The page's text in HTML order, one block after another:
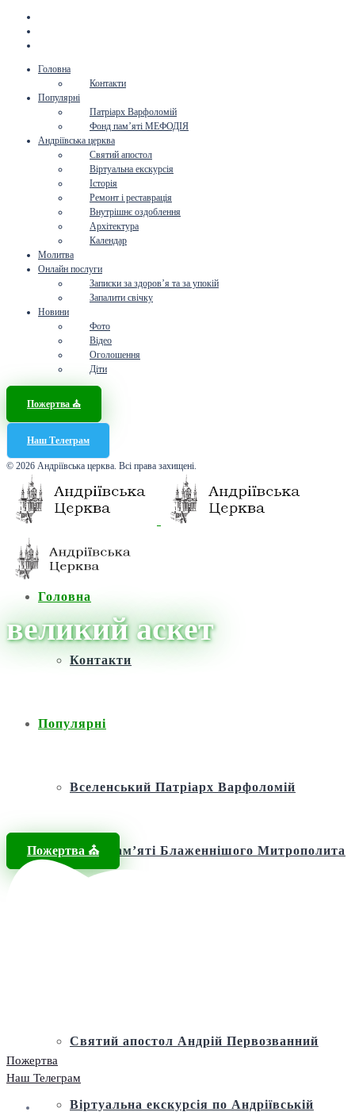
Головна
Контакти
Популярні
Патріарх Варфоломій
Фонд пам’яті МЕФОДІЯ
Андріївська церква
Святий апостол
Віртуальна екскурсія
Історія
Ремонт і реставрація
Внутрішнє оздоблення
Архітектура
Календар
Молитва
Онлайн послуги
Записки за здоров’я та за упокій
Запалити свічку
Новини
Фото
Відео
Оголошення
Діти
Пожертва ⛪️
Наш Телеграм
© 2026 Андріївська церква. Всі права захищені.
Головна
Контакти
Популярні
Вселенський Патріарх Варфоломій
Фонд пам’яті Блаженнішого Митрополита
Святий апостол Андрій Первозванний
Віртуальна екскурсія по Андріївській
Пожертва ⛪️
великий аскет
Пожертва
Наш Телеграм